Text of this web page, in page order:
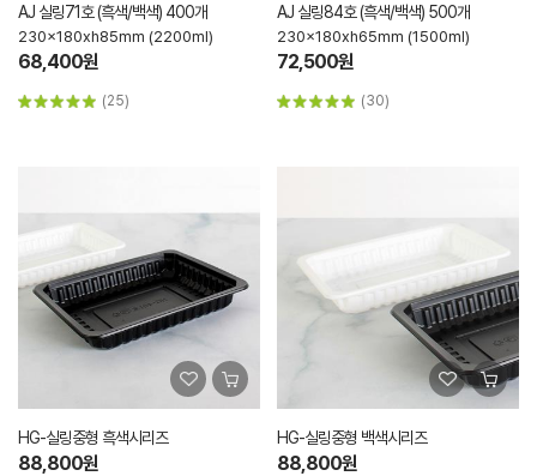
AJ 실링71호 (흑색/백색) 400개
230x180xh85mm (2200ml)
68,400원
(25)
AJ 실링84호 (흑색/백색) 500개
230x180xh65mm (1500ml)
72,500원
(30)
HG-실링중형 흑색시리즈
88,800원
HG-실링중형 백색시리즈
88,800원